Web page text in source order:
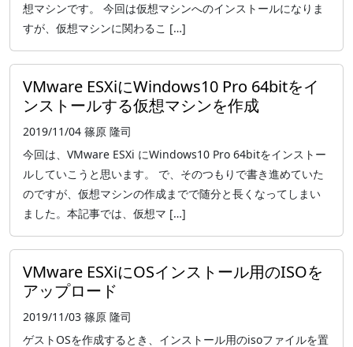
想マシンです。 今回は仮想マシンへのインストールになりま
すが、仮想マシンに関わるこ […]
VMware ESXiにWindows10 Pro 64bitをイ
ンストールする仮想マシンを作成
2019/11/04 篠原 隆司
今回は、VMware ESXi にWindows10 Pro 64bitをインストー
ルしていこうと思います。 で、そのつもりで書き進めていた
のですが、仮想マシンの作成までで随分と長くなってしまい
ました。本記事では、仮想マ […]
VMware ESXiにOSインストール用のISOを
アップロード
2019/11/03 篠原 隆司
ゲストOSを作成するとき、インストール用のisoファイルを置